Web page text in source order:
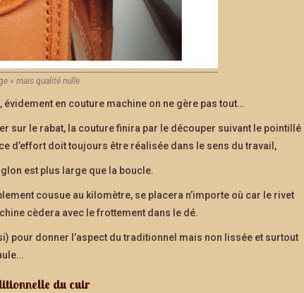
» mais qualité nulle
en couture machine on ne gère pas tout…
sur le rabat, la couture finira par le découper suivant le pointillé
d’effort doit toujours être réalisée dans le sens du travail,
est plus large que la boucle.
cousue au kilomètre, se placera n’importe où car le rivet
cèdera avec le frottement dans le dé.
pour donner l’aspect du traditionnel mais non lissée et surtout
du cuir